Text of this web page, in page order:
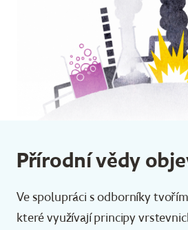
Přírodní vědy
Ve spolupráci s odborníky
které využívají principy